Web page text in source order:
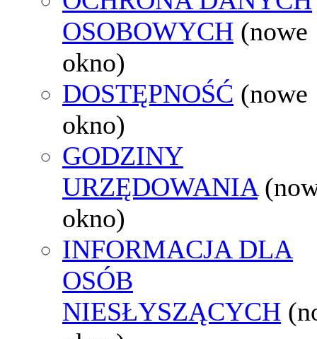
OSOBOWYCH (nowe
okno)
DOSTĘPNOŚĆ (nowe
okno)
GODZINY
URZĘDOWANIA
okno)
INFORMACJA DLA
OSÓB
NIESŁYSZĄCYCH